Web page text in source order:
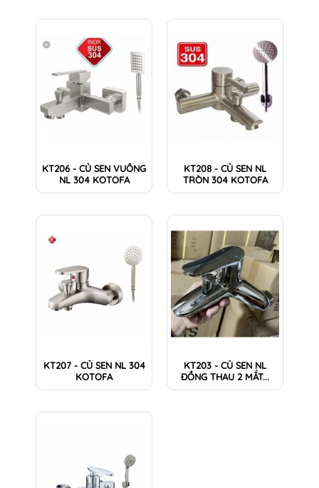
KT206 - CỦ SEN VUÔNG
NL 304 KOTOFA
KT208 - CỦ SEN NL
TRÒN 304 KOTOFA
KT207 - CỦ SEN NL 304
KOTOFA
KT203 - CỦ SEN NL
ĐỒNG THAU 2 MẮT...